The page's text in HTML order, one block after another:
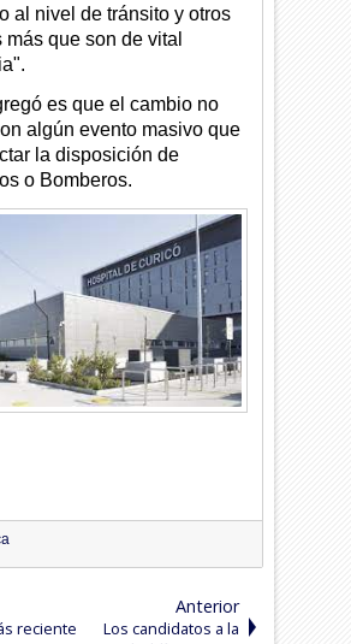
al nivel de tránsito y otros
más que son de vital
es que el cambio no
algún evento masivo que
la disposición de
o Bomberos.
reciente
Anterior
Los candidatos a la